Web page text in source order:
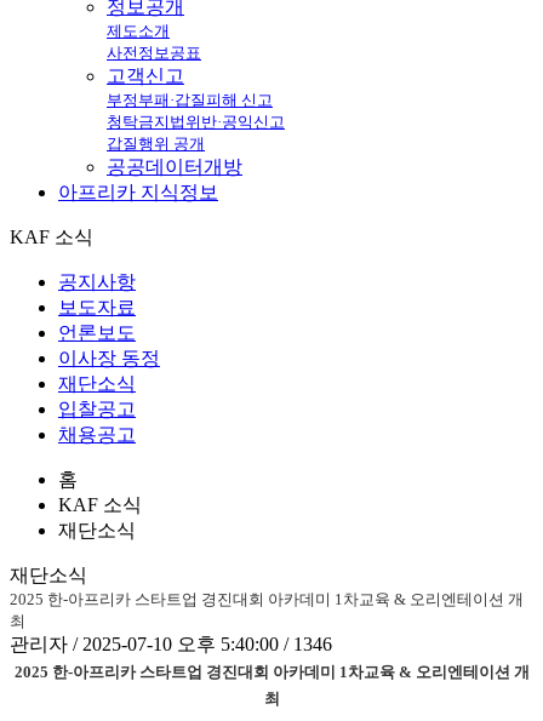
정보공개
제도소개
사전정보공표
고객신고
부정부패·갑질피해 신고
청탁금지법위반·공익신고
갑질행위 공개
공공데이터개방
아프리카 지식정보
KAF 소식
공지사항
보도자료
언론보도
이사장 동정
재단소식
입찰공고
채용공고
홈
KAF 소식
재단소식
재단소식
2025 한-아프리카 스타트업 경진대회 아카데미 1차교육 & 오리엔테이션 개
최
관리자 / 2025-07-10 오후 5:40:00 / 1346
2025 한-아프리카 스타트업 경진대회 아카데미 1차교육 & 오리엔테이션 개
최